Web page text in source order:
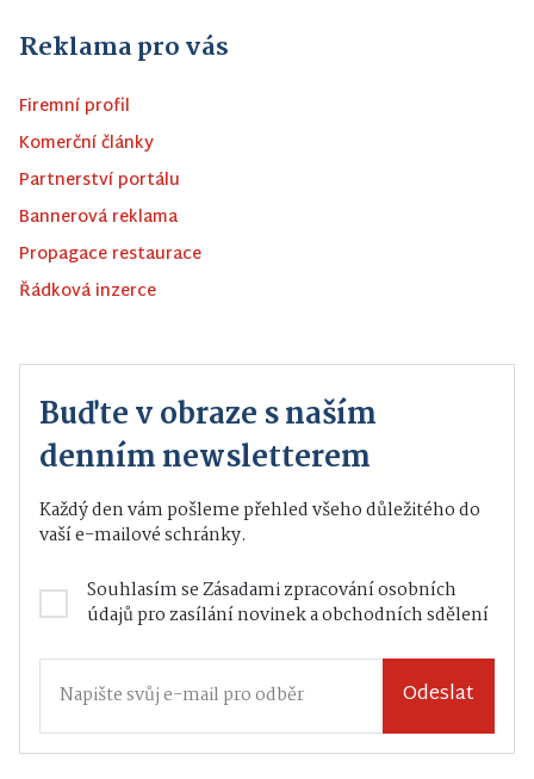
Reklama pro vás
Firemní profil
Komerční články
Partnerství portálu
Bannerová reklama
Propagace restaurace
Řádková inzerce
Buďte v obraze s naším
denním newsletterem
Každý den vám pošleme přehled všeho důležitého do
vaší e-mailové schránky.
Souhlasím seZásadami zpracování osobních
údajůpro zasílání novinek a obchodních sdělení
Odeslat